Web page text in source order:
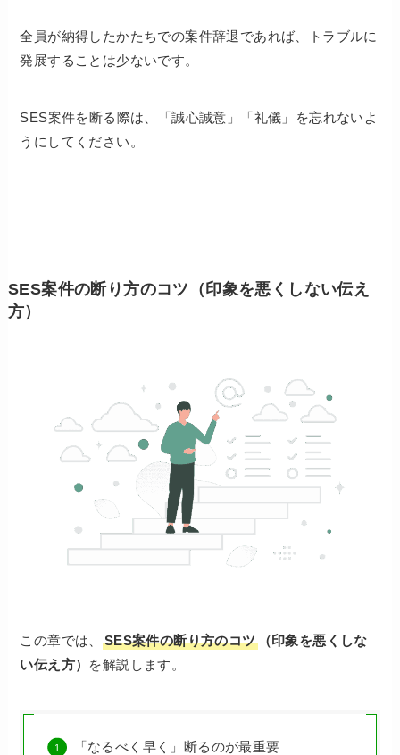
全員が納得したかたちでの案件辞退であれば、トラブルに
発展することは少ないです。
SES案件を断る際は、「誠心誠意」「礼儀」を忘れないよ
うにしてください。
SES案件の断り方のコツ（印象を悪くしない伝え
方）
この章では、 SES案件の断り方のコツ（印象を悪くしな
い伝え方） を解説します。
「なるべく早く」断るのが最重要